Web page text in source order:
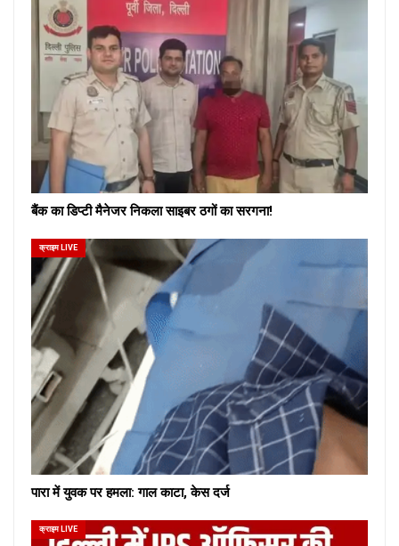
बैंक का डिप्टी मैनेजर निकला साइबर ठगों का सरगना!
क्राइम LIVE
पारा में युवक पर हमला: गाल काटा, केस दर्ज
क्राइम LIVE